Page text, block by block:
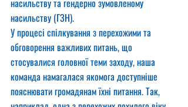
насильству та гендерно зумовленому
насильству (ГЗН).
У процесі спілкування з перехожими та
обговорення важливих питань, що
стосувалися головної теми заходу, наша
команда намагалася якомога доступніше
пояснювати громадянам їхні питання. Так,